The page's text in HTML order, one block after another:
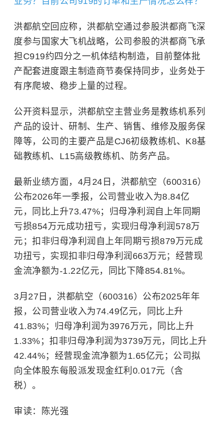
洪都航空回应称，洪都航空通过参股洪都商飞深
度参与国家大飞机战略，公司参股的洪都商飞承
担C919约四分之一机体结构制造，目前整体批
产配套进度跟主制造商节奏保持同步，业务处于
有序爬坡、稳步上量的过程。
公开资料显示，洪都航空主营业务是教练机系列
产品的设计、研制、生产、销售、维修及服务保
障等，公司的主要产品是CJ6初级教练机、K8基
础教练机、L15高级教练机、防务产品。
最新业绩方面，4月24日，洪都航空（600316）
公布2026年一季报，公司营业收入为8.84亿
元，同比上升73.47%；归母净利润自上年同期
亏损854万元成功扭亏，实现归母净利润578万
元；扣非归母净利润自上年同期亏损879万元成
功扭亏，实现扣非归母净利润663万元；经营现
金流净额为-1.22亿元，同比下降854.81%。
3月27日，洪都航空（600316）公布2025年年
报，公司营业收入为74.49亿元，同比上升
41.83%；归母净利润为3976万元，同比上升
1.33%；扣非归母净利润为3739万元，同比上升
42.44%；经营现金流净额为1.65亿元；公司拟
向全体股东每股派发现金红利0.017元（含
税）。
审读：陈光强